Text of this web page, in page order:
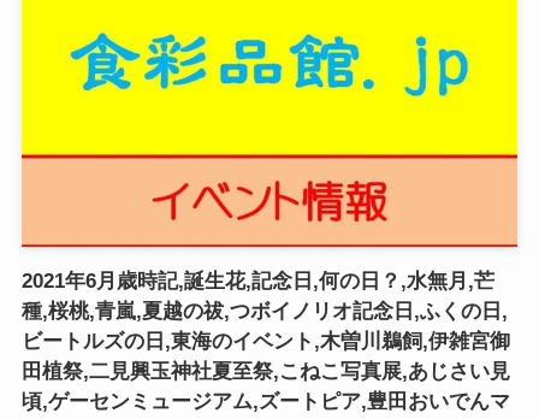
2021年6月歳時記,誕生花,記念日,何の日？,水無月,芒
種,桜桃,青嵐,夏越の祓,つボイノリオ記念日,ふくの日,
ビートルズの日,東海のイベント,木曽川鵜飼,伊雑宮御
田植祭,二見興玉神社夏至祭,こねこ写真展,あじさい見
頃,ゲーセンミュージアム,ズートピア,豊田おいでんマ